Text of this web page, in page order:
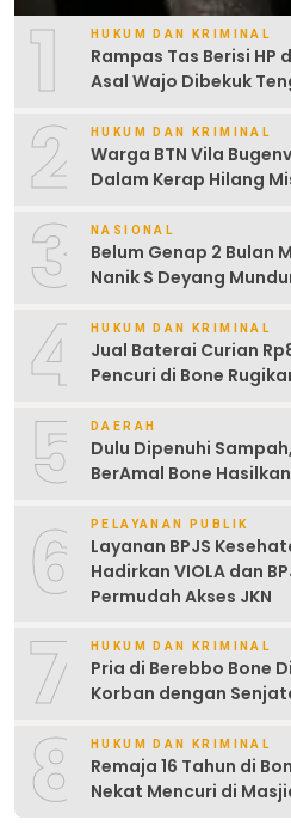
1 HUKUM DAN KRIMINAL
Rampas Tas Berisi HP
Asal Wajo Dibekuk
2 HUKUM DAN KRIMINAL
Warga BTN Vila
Dalam Kerap Hilang
3 NASIONAL
Belum Genap 2 Bulan
Nanik S Deyang
4 HUKUM DAN KRIMINAL
Jual Baterai Curian
Pencuri di Bone
5 DAERAH
Dulu Dipenuhi
BerAmal Bone
6 PELAYANAN PUBLIK
Layanan BPJS
Hadirkan VIOLA dan
Permudah Akses JKN
7 HUKUM DAN KRIMINAL
Pria di Berebbo Bone
Korban dengan
8 HUKUM DAN KRIMINAL
Remaja 16 Tahun di
Nekat Mencuri di